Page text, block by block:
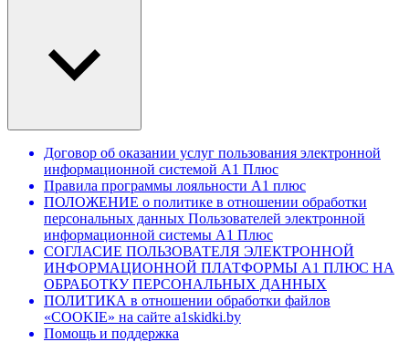
Договор об оказании услуг пользования электронной
информационной системой А1 Плюс
Правила программы лояльности А1 плюс
ПОЛОЖЕНИЕ о политике в отношении обработки
персональных данных Пользователей электронной
информационной системы А1 Плюс
СОГЛАСИЕ ПОЛЬЗОВАТЕЛЯ ЭЛЕКТРОННОЙ
ИНФОРМАЦИОННОЙ ПЛАТФОРМЫ А1 ПЛЮС НА
ОБРАБОТКУ ПЕРСОНАЛЬНЫХ ДАННЫХ
ПОЛИТИКА в отношении обработки файлов
«COOKIE» на сайте a1skidki.by
Помощь и поддержка